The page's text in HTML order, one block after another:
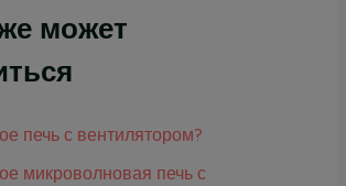
может
печь с вентилятором?
микроволновая печь с